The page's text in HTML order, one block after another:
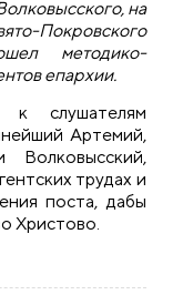
на
Покровского
методико-
епархии.
к слушателям
Артемий,
Волковысский,
трудах и
поста, дабы
Христово.